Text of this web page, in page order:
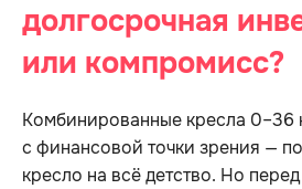
долгосрочная
или компромисс?
Комбинированные кресла 0–36
с финансовой точки зрения —
кресло на всё детство. Но